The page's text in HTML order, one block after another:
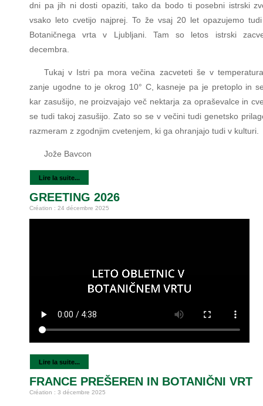
dni pa jih ni dosti opaziti, tako da bodo ti posebni istrski
vsako leto cvetijo najprej. To že vsaj 20 let opazujemo
Botaničnega vrta v Ljubljani. Tam so letos istrski
decembra.
Tukaj v Istri pa mora večina zacveteti še v
zanje ugodne to je okrog 10° C, kasneje pa je pretoplo in
kar zasušijo, ne proizvajajo več nektarja za opraševalce in
se tudi takoj zasušijo. Zato so se v večini tudi genetsko
razmeram z zgodnjim cvetenjem, ki ga ohranjajo tudi v kulturi.
Jože Bavcon
Lire la suite...
GREETING 2026
Création : 24 décembre 2025
Lire la suite...
FRANCE PREŠEREN IN BOTANIČNI VRT
Création : 3 décembre 2025